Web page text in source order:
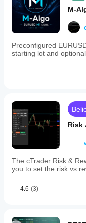
Take Profit
Short-
aktiviert, die
erforderlich
auszulösen.
Extra (Pips) [für
dynamische
M-
Preconfigured
starting lot and
Risk
The cTrader Risk &
you to set the risk vs
4.6 (3)